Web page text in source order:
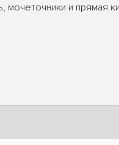
мочеточники и прямая